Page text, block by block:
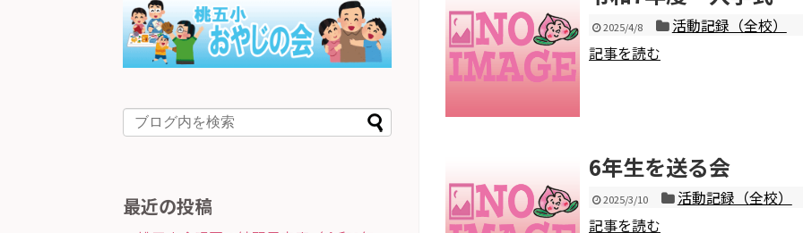
2025/4/8
活動記録（全校）
記事を読む
6年生を送る会
2025/3/10
活動記録（全校）
記事を読む
最近の投稿